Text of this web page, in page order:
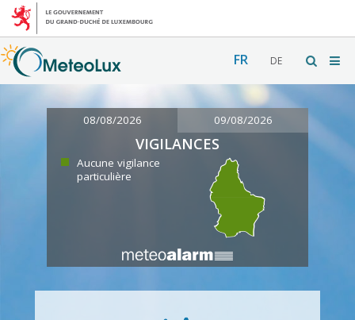
FR DE
08/08/2026 09/08/2026
VIGILANCES
Aucune vigilance
particulière